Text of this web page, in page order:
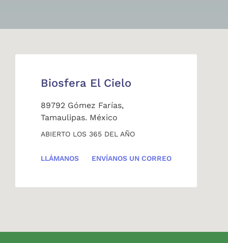
Biosfera El Cielo
89792 Gómez Farías,
Tamaulipas. México
ABIERTO LOS 365 DEL AÑO
LLÁMANOS ENVÍANOS UN CORREO